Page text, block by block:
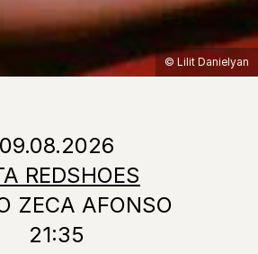
© Lilit Danielyan
09.08.2026
REDSHOES
ZECA AFONSO
21:35